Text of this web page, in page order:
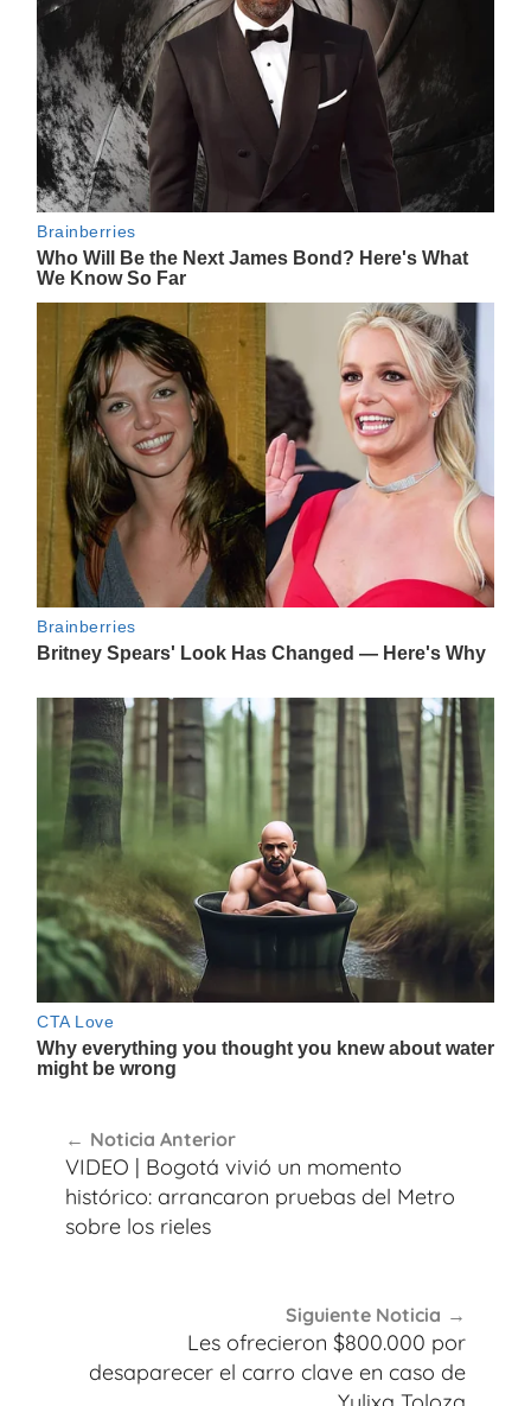
de
entradas
Noticia Anterior
VIDEO | Bogotá vivió un momento
histórico: arrancaron pruebas del Metro
sobre los rieles
Siguiente Noticia
Les ofrecieron $800.000 por
desaparecer el carro clave en caso de